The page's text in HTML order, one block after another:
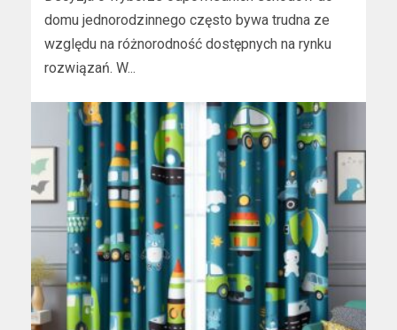
domu jednorodzinnego często bywa trudna ze
względu na różnorodność dostępnych na rynku
rozwiązań. W...